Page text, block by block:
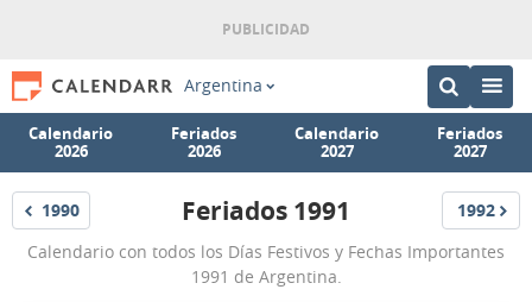
Argentina
Calendario
2026
Feriados
2026
Calendario
2027
Feriados
2027
Feriados
1990
Feriados
1991
Feriados 1991 Feriados
1992
Calendario con todos los Días Festivos y Fechas Importantes
1991 de Argentina.